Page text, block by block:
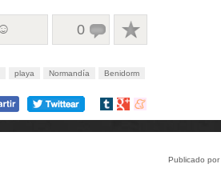
0
playa Normandía Benidorm
Compartir
Compartir
Compartir
Publicado por